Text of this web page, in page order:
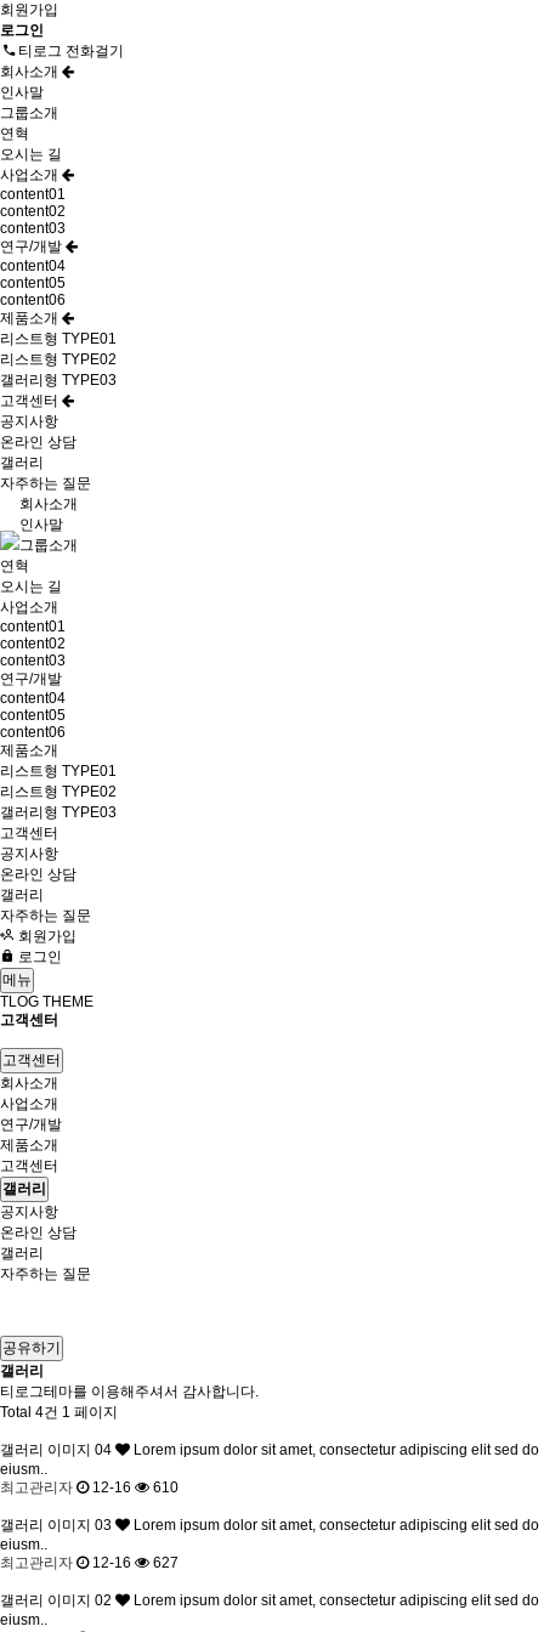
회원가입
로그인
티로그 전화걸기
회사소개
인사말
그룹소개
연혁
오시는 길
사업소개
content01
content02
content03
연구/개발
content04
content05
content06
제품소개
리스트형 TYPE01
리스트형 TYPE02
갤러리형 TYPE03
고객센터
공지사항
온라인 상담
갤러리
자주하는 질문
회사소개
인사말
그룹소개
연혁
오시는 길
사업소개
content01
content02
content03
연구/개발
content04
content05
content06
제품소개
리스트형 TYPE01
리스트형 TYPE02
갤러리형 TYPE03
고객센터
공지사항
온라인 상담
갤러리
자주하는 질문
회원가입
로그인
메뉴
TLOG THEME
고객센터
고객센터
회사소개
사업소개
연구/개발
제품소개
고객센터
갤러리
공지사항
온라인 상담
갤러리
자주하는 질문
공유하기
갤러리
티로그테마를 이용해주셔서 감사합니다.
Total 4건 1 페이지
갤러리 이미지 04
Lorem ipsum dolor sit amet, consectetur adipiscing elit sed do
eiusm..
최고관리자
12-16 610
갤러리 이미지 03
Lorem ipsum dolor sit amet, consectetur adipiscing elit sed do
eiusm..
최고관리자
12-16 627
갤러리 이미지 02
Lorem ipsum dolor sit amet, consectetur adipiscing elit sed do
eiusm..